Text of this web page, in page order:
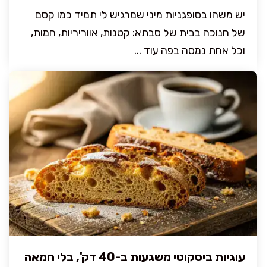
יש משהו בסופגניות מיני שמרגיש לי תמיד כמו קסם
של חנוכה בבית של סבתא: קטנות, אווריריות, חמות,
וכל אחת נמסה בפה עוד ...
עוגיות ביסקוטי משגעות ב-40 דק', בלי חמאה